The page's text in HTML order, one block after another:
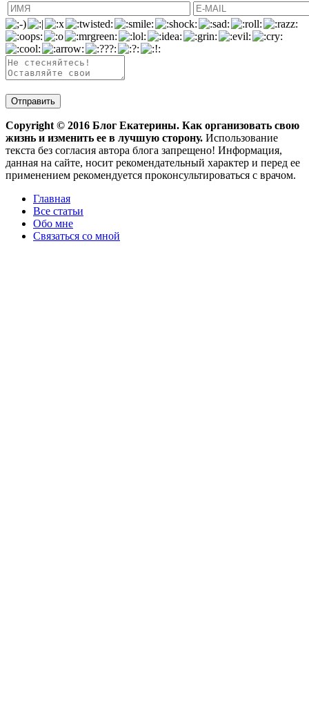
Copyright © 2016 Блог Екатерины. Как организовать свою
жизнь и изменить ее в лучшую сторону. Использование
текста без согласия автора блога запрещено! Информация,
данная на сайте, носит рекомендательный характер и перед ее
применением рекомендуется проконсультироваться с врачом.
Главная
Все статьи
Обо мне
Связаться со мной